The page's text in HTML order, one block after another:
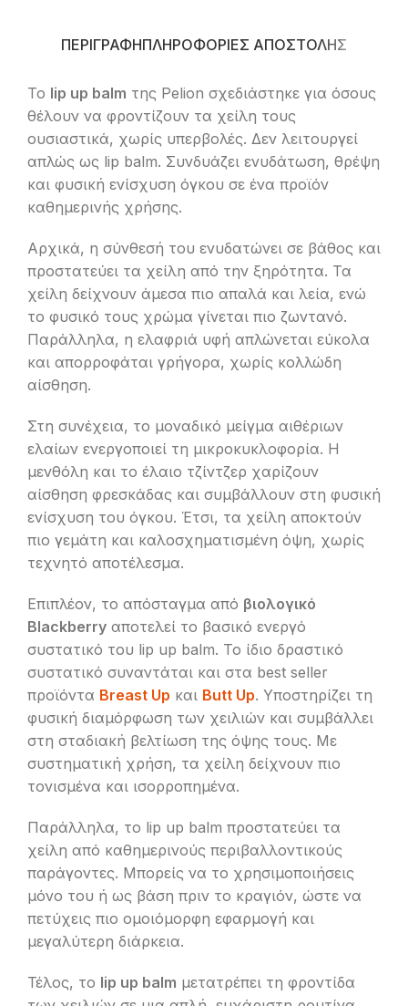
ΠΕΡΙΓΡΑΦΉΠΛΗΡΟΦΟΡΊΕΣ ΑΠΟΣΤΟΛΉΣ
Το lip up balm της Pelion σχεδιάστηκε για όσους
θέλουν να φροντίζουν τα χείλη τους
ουσιαστικά, χωρίς υπερβολές. Δεν λειτουργεί
απλώς ως lip balm. Συνδυάζει ενυδάτωση, θρέψη
και φυσική ενίσχυση όγκου σε ένα προϊόν
καθημερινής χρήσης.
Αρχικά, η σύνθεσή του ενυδατώνει σε βάθος και
προστατεύει τα χείλη από την ξηρότητα. Τα
χείλη δείχνουν άμεσα πιο απαλά και λεία, ενώ
το φυσικό τους χρώμα γίνεται πιο ζωντανό.
Παράλληλα, η ελαφριά υφή απλώνεται εύκολα
και απορροφάται γρήγορα, χωρίς κολλώδη
αίσθηση.
Στη συνέχεια, το μοναδικό μείγμα αιθέριων
ελαίων ενεργοποιεί τη μικροκυκλοφορία. Η
μενθόλη και το έλαιο τζίντζερ χαρίζουν
αίσθηση φρεσκάδας και συμβάλλουν στη φυσική
ενίσχυση του όγκου. Έτσι, τα χείλη αποκτούν
πιο γεμάτη και καλοσχηματισμένη όψη, χωρίς
τεχνητό αποτέλεσμα.
Επιπλέον, το απόσταγμα από βιολογικό
Blackberry αποτελεί το βασικό ενεργό
συστατικό του lip up balm. Το ίδιο δραστικό
συστατικό συναντάται και στα best seller
προϊόντα Breast Up και Butt Up. Υποστηρίζει τη
φυσική διαμόρφωση των χειλιών και συμβάλλει
στη σταδιακή βελτίωση της όψης τους. Με
συστηματική χρήση, τα χείλη δείχνουν πιο
τονισμένα και ισορροπημένα.
Παράλληλα, το lip up balm προστατεύει τα
χείλη από καθημερινούς περιβαλλοντικούς
παράγοντες. Μπορείς να το χρησιμοποιήσεις
μόνο του ή ως βάση πριν το κραγιόν, ώστε να
πετύχεις πιο ομοιόμορφη εφαρμογή και
μεγαλύτερη διάρκεια.
Τέλος, το lip up balm μετατρέπει τη φροντίδα